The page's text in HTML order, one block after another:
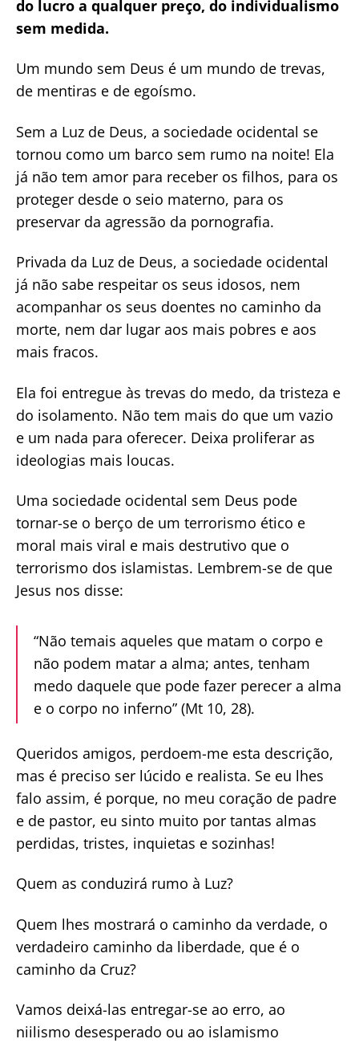
do lucro a qualquer preço, do individualismo
sem medida.
Um mundo sem Deus é um mundo de trevas,
de mentiras e de egoísmo.
Sem a Luz de Deus, a sociedade ocidental se
tornou como um barco sem rumo na noite! Ela
já não tem amor para receber os filhos, para os
proteger desde o seio materno, para os
preservar da agressão da pornografia.
Privada da Luz de Deus, a sociedade ocidental
já não sabe respeitar os seus idosos, nem
acompanhar os seus doentes no caminho da
morte, nem dar lugar aos mais pobres e aos
mais fracos.
Ela foi entregue às trevas do medo, da tristeza e
do isolamento. Não tem mais do que um vazio
e um nada para oferecer. Deixa proliferar as
ideologias mais loucas.
Uma sociedade ocidental sem Deus pode
tornar-se o berço de um terrorismo ético e
moral mais viral e mais destrutivo que o
terrorismo dos islamistas. Lembrem-se de que
Jesus nos disse:
“Não temais aqueles que matam o corpo e
não podem matar a alma; antes, tenham
medo daquele que pode fazer perecer a alma
e o corpo no inferno” (Mt 10, 28).
Queridos amigos, perdoem-me esta descrição,
mas é preciso ser lúcido e realista. Se eu lhes
falo assim, é porque, no meu coração de padre
e de pastor, eu sinto muito por tantas almas
perdidas, tristes, inquietas e sozinhas!
Quem as conduzirá rumo à Luz?
Quem lhes mostrará o caminho da verdade, o
verdadeiro caminho da liberdade, que é o
caminho da Cruz?
Vamos deixá-las entregar-se ao erro, ao
niilismo desesperado ou ao islamismo